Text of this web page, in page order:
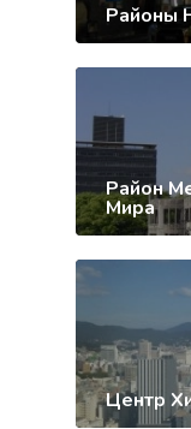
Районы
Район
Мира
Центр